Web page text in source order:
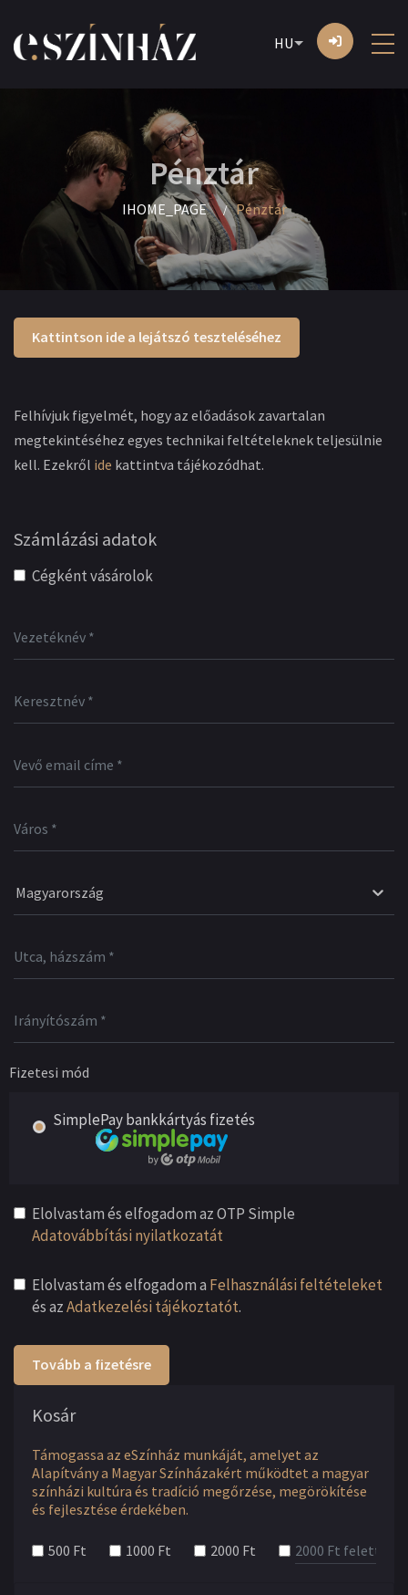
HU
Pénztár
IHOME_PAGE Pénztár
Kattintson ide a lejátszó teszteléséhez
Felhívjuk figyelmét, hogy az előadások zavartalan
megtekintéséhez egyes technikai feltételeknek teljesülnie
kell. Ezekről ide kattintva tájékozódhat.
Számlázási adatok
Cégként vásárolok
Magyarország
Fizetesi mód
SimplePay bankkártyás fizetés
Elolvastam és elfogadom az OTP Simple
Adatovábbítási nyilatkozatát
Elolvastam és elfogadom a Felhasználási feltételeket
és azAdatkezelési tájékoztatót.
Tovább a fizetésre
Kosár
Támogassa az eSzínház munkáját, amelyet az
Alapítvány a Magyar Színházakért működtet a magyar
színházi kultúra és tradíció megőrzése, megörökítése
és fejlesztése érdekében.
500 Ft 1000 Ft 2000 Ft